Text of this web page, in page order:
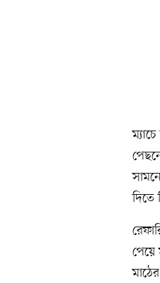
দিতে
পেয়ে